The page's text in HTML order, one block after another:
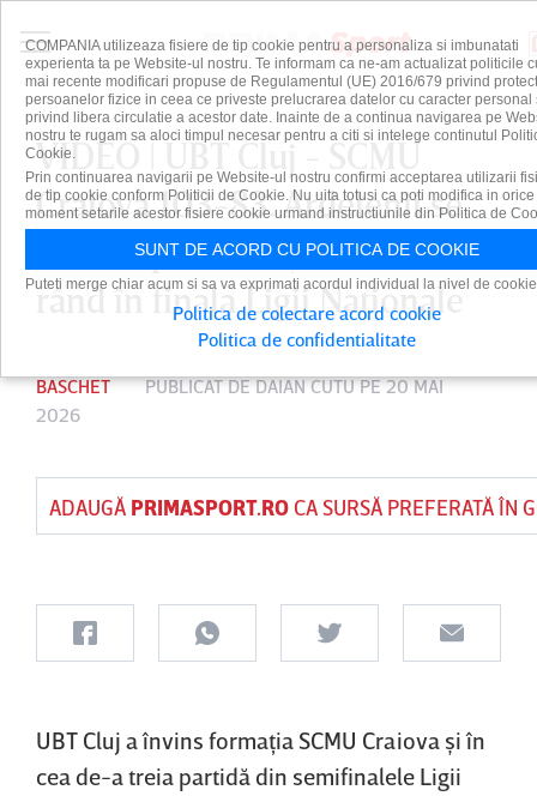
VIDEO | UBT Cluj - SCMU
Craiova 103-83. Ardelenii se
califică pentru a şasea oară la
rând în finala Ligii Naţionale
BASCHET PUBLICAT DEDAIAN CUTUPE 20 MAI
2026
ADAUGĂ PRIMASPORT.ROCA SURSĂ PREFERATĂ ÎN
UBT Cluj a învins formaţia SCMU Craiova şi în
cea de-a treia partidă din semifinalele Ligii
COMPANIA utilizeaza fisiere de tip cookie pentru a personaliza si imbunatati
experienta ta pe Website-ul nostru. Te informam ca ne-am actualizat politicile
mai recente modificari propuse de Regulamentul (UE) 2016/679 privind
persoanelor fizice in ceea ce priveste prelucrarea datelor cu caracter personal
privind libera circulatie a acestor date. Inainte de a continua navigarea pe
nostru te rugam sa aloci timpul necesar pentru a citi si intelege continutul
Cookie.
Prin continuarea navigarii pe Website-ul nostru confirmi acceptarea utilizarii
de tip cookie conform Politicii de Cookie. Nu uita totusi ca poti modifica in orice
moment setarile acestor fisiere cookie urmand instructiunile din Politica de
SUNT DE ACORD CU POLITICA DE COOKIE
Puteti merge chiar acum si sa va exprimati acordul individual la nivel de
Politica de colectare acord cookie
Politica de confidentialitate